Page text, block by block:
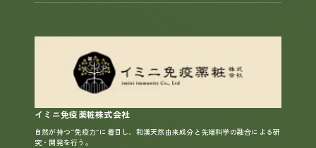
イミニ免疫薬粧株式会社
自然が持つ“免疫力”に着目し、和漢天然由来成分と先端科学の融合による研
究・開発を行う。